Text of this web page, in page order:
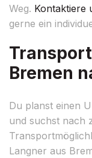
Weg. Kontaktiere
gerne ein
Bremen
Du planst einen
und suchst nach
Langner aus